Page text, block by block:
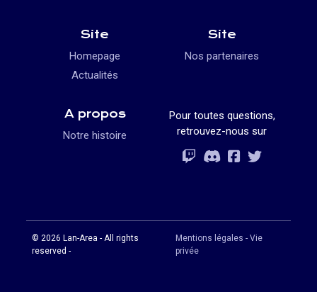
Site
Homepage
Actualités
Site
Nos partenaires
A propos
Notre histoire
Pour toutes questions,
retrouvez-nous sur
Rejoignez-
Rejoignez-
Rejoignez-
Rejoignez-
© 2026 Lan-Area - All rights
reserved -
Mentions légales - Vie
privée